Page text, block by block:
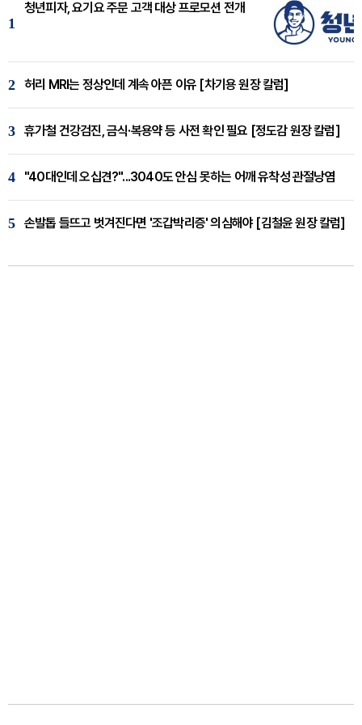
1
청년피자, 요기요 주문 고객 대상 프로모션 전개
2 허리 MRI는 정상인데 계속 아픈 이유 [차기용 원장 칼럼]
3 휴가철 건강검진, 금식·복용약 등 사전 확인 필요 [정도감 원장 칼럼]
4 "40대인데 오십견?"...3040도 안심 못하는 어깨 유착성 관절낭염
5 손발톱 들뜨고 벗겨진다면 '조갑박리증' 의심해야 [김철윤 원장 칼럼]